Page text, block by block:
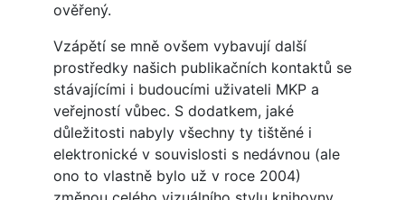
ověřený.
Vzápětí se mně ovšem vybavují další
prostředky našich publikačních kontaktů se
stávajícími i budoucími uživateli MKP a
veřejností vůbec. S dodatkem, jaké
důležitosti nabyly všechny ty tištěné i
elektronické v souvislosti s nedávnou (ale
ono to vlastně bylo už v roce 2004)